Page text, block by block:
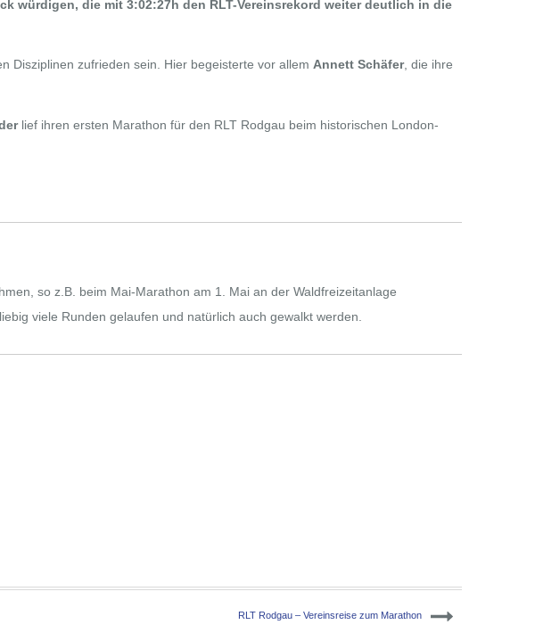
würdigen, die mit 3:02:27h den RLT-Vereinsrekord weiter deutlich in die
Disziplinen zufrieden sein. Hier begeisterte vor allem Annett Schäfer, die ihre
lief ihren ersten Marathon für den RLT Rodgau beim historischen London-
so z.B. beim Mai-Marathon am 1. Mai an der Waldfreizeitanlage
viele Runden gelaufen und natürlich auch gewalkt werden.
RLT Rodgau – Vereinsreise zum Marathon